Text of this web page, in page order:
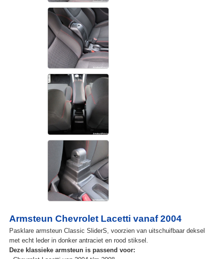
Armsteun Chevrolet Lacetti vanaf 2004
Pasklare armsteun Classic SliderS, voorzien van uitschuifbaar deksel
met echt leder in donker antraciet en rood stiksel.
Deze klassieke armsteun is passend voor: